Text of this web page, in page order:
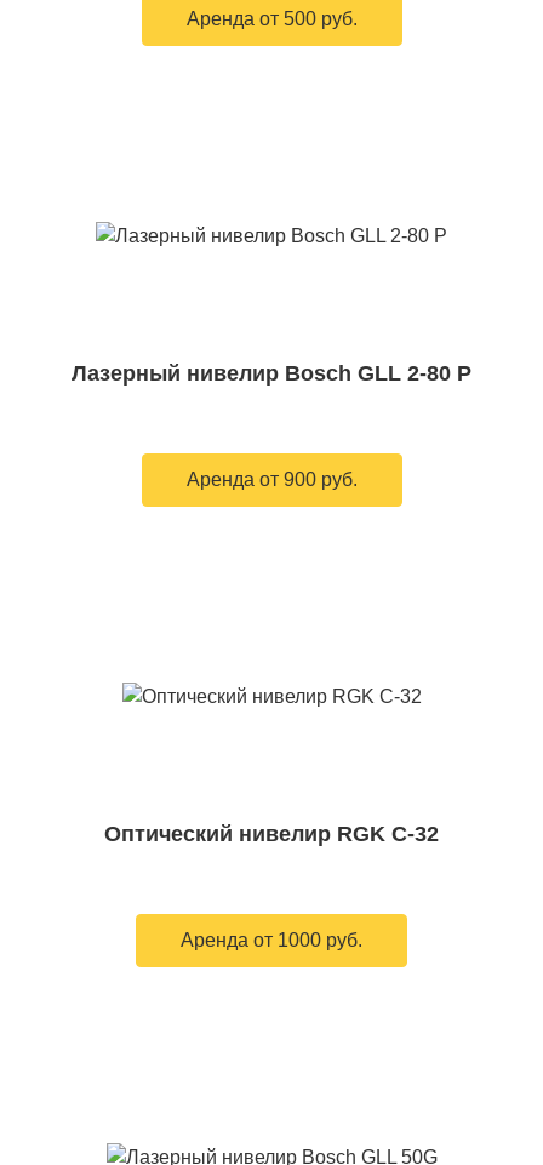
Аренда от 500 руб.
Лазерный нивелир Bosch GLL 2-80 P
Аренда от 900 руб.
Оптический нивелир RGK С-32
Аренда от 1000 руб.